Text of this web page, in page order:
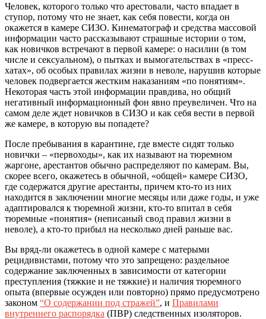
Человек, которого только что арестовали, часто впадает в
ступор, потому что не знает, как себя повести, когда он
окажется в камере СИЗО. Кинематограф и средства массовой
информации часто рассказывают страшные истории о том,
как новичков встречают в первой камере: о насилии (в том
числе и сексуальном), о пытках и вымогательствах в «пресс-
хатах», об особых правилах жизни в неволе, нарушив которые
человек подвергается жестким наказаниям «по понятиям».
Некоторая часть этой информации правдива, но общий
негативный информационный фон явно преувеличен. Что на
самом деле ждет новичков в СИЗО и как себя вести в первой
же камере, в которую вы попадете?
После пребывания в карантине, где вместе сидят только
новички – «первоходы», как их называют на тюремном
жаргоне, арестантов обычно распределяют по камерам. Вы,
скорее всего, окажетесь в обычной, «общей» камере СИЗО,
где содержатся другие арестанты, причем кто-то из них
находится в заключении многие месяцы или даже годы, и уже
адаптировался к тюремной жизни, кто-то впитал в себя
тюремные «понятия» (неписаный свод правил жизни в
неволе), а кто-то прибыл на несколько дней раньше вас.
Вы вряд-ли окажетесь в одной камере с матерыми
рецидивистами, потому что это запрещено: раздельное
содержание заключенных в зависимости от категории
преступления (тяжкие и не тяжкие) и наличия тюремного
опыта (впервые осужден или повторно) прямо предусмотрено
законом “О содержании под стражей”, и Правилами
внутреннего распорядка (ПВР) следственных изоляторов.